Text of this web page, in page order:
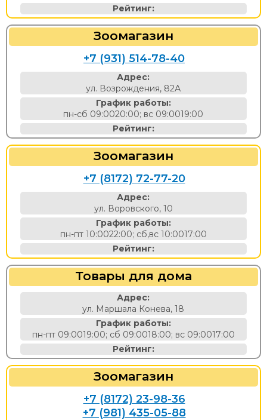
Рейтинг:
Зоомагазин
+7 (931) 514-78-40
Адрес:
ул. Возрождения, 82А
График работы:
пн-сб 09:0020:00; вс 09:0019:00
Рейтинг:
Зоомагазин
+7 (8172) 72-77-20
Адрес:
ул. Воровского, 10
График работы:
пн-пт 10:0022:00; сб,вс 10:0017:00
Рейтинг:
Товары для дома
Адрес:
ул. Маршала Конева, 18
График работы:
пн-пт 09:0019:00; сб 09:0018:00; вс 09:0017:00
Рейтинг:
Зоомагазин
+7 (8172) 23-98-36
+7 (981) 435-05-88